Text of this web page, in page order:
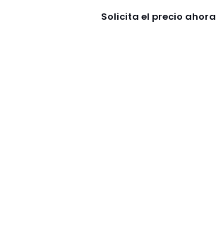
Solicita el precio ahora